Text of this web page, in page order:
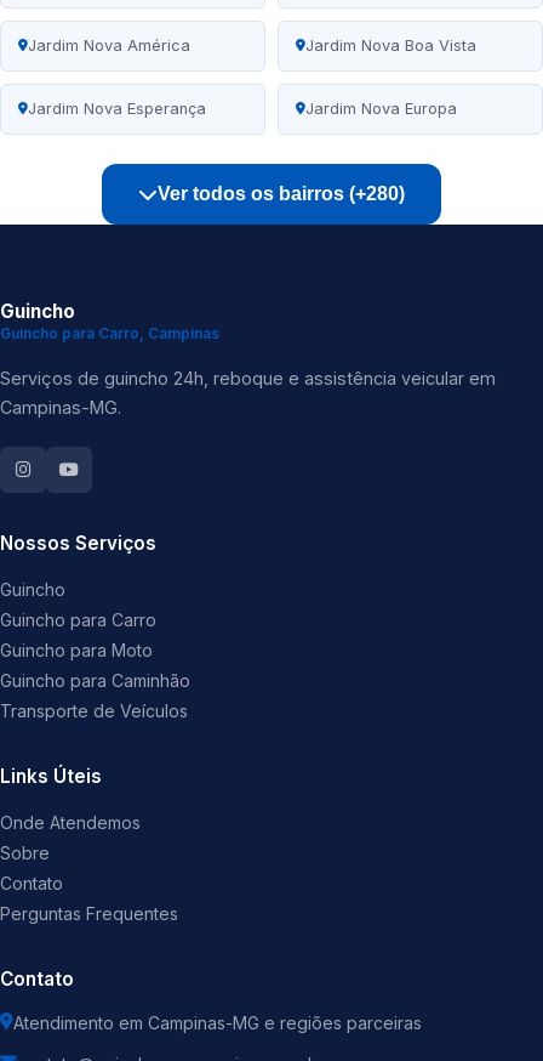
Jardim Nova América Jardim Nova Boa Vista
Jardim Nova Esperança Jardim Nova Europa
Ver todos os bairros (+280)
Guincho
Guincho para Carro, Campinas
Serviços de guincho 24h, reboque e assistência veicular em
Campinas-MG.
Nossos Serviços
Guincho
Guincho para Carro
Guincho para Moto
Guincho para Caminhão
Transporte de Veículos
Links Úteis
Onde Atendemos
Sobre
Contato
Perguntas Frequentes
Contato
Atendimento em Campinas-MG e regiões parceiras